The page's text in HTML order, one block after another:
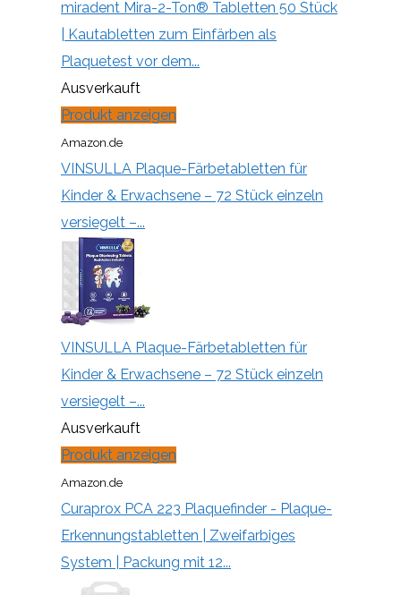
miradent Mira-2-Ton® Tabletten 50 Stück
| Kautabletten zum Einfärben als
Plaquetest vor dem...
Ausverkauft
Produkt anzeigen
Amazon.de
VINSULLA Plaque-Färbetabletten für
Kinder & Erwachsene – 72 Stück einzeln
versiegelt –...
VINSULLA Plaque-Färbetabletten für
Kinder & Erwachsene – 72 Stück einzeln
versiegelt –...
Ausverkauft
Produkt anzeigen
Amazon.de
Curaprox PCA 223 Plaquefinder - Plaque-
Erkennungstabletten | Zweifarbiges
System | Packung mit 12...